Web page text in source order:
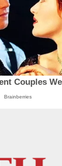
Couples
Brainberries